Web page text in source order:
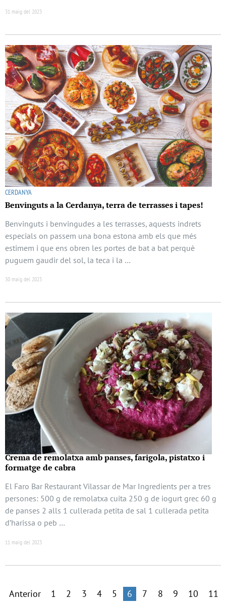
31 maig del 2023
CERDANYA
Benvinguts a la Cerdanya, terra de terrasses i tapes!
Benvinguts i benvingudes a les terrasses, aquests indrets
especials on passem una bona estona amb els que més
estimem i que ens obren les portes de bat a bat perquè
puguem gaudir del sol, la teca i la …
30 maig del 2023
Crema de remolatxa amb panses, farigola, pistatxo i
formatge de cabra
El Faro Bar Restaurant Vilassar de Mar Ingredients per a tres
persones: 500 g de remolatxa cuita 250 g de iogurt grec 60 g
de panses 2 alls 1 cullerada petita de sal 1 cullerada petita
d’harissa o peb …
11 maig del 2023
Anterior 1 2 3 4 5 6 7 8 9 10 11